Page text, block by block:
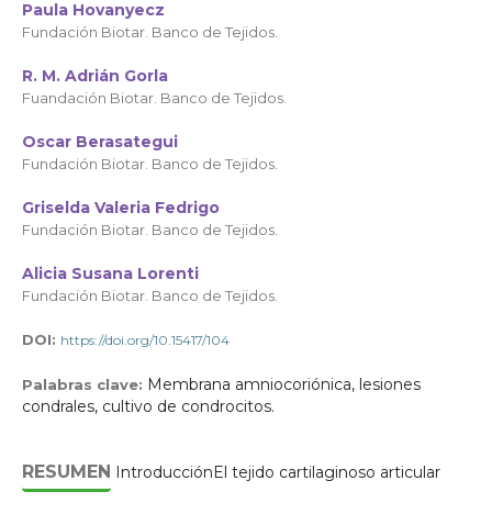
Paula Hovanyecz
Fundación Biotar. Banco de Tejidos.
R. M. Adrián Gorla
Fuandación Biotar. Banco de Tejidos.
Oscar Berasategui
Fundación Biotar. Banco de Tejidos.
Griselda Valeria Fedrigo
Fundación Biotar. Banco de Tejidos.
Alicia Susana Lorenti
Fundación Biotar. Banco de Tejidos.
DOI: https://doi.org/10.15417/104
Palabras clave: Membrana amniocoriónica, lesiones
condrales, cultivo de condrocitos.
RESUMEN IntroducciónEl tejido cartilaginoso articular